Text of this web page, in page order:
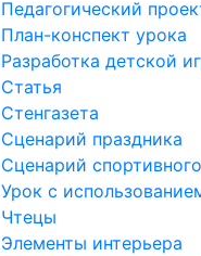
Педагогический
План-конспект урока
Разработка детской
Статья
Стенгазета
Сценарий праздника
Сценарий
Урок с
Чтецы
Элементы интерьера